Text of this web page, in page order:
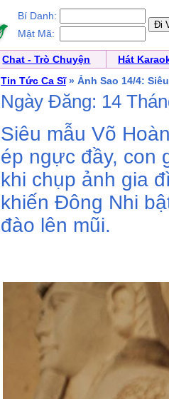
Bí Danh:
Mật Mã:
Chat - Trò Chuyện
Hát
Tin Tức Ca Sĩ» Ảnh Sao 14/4:
Ngày Đăng: 14
Siêu mẫu Võ
ép ngực đầy, con
khi chụp ảnh gia
khiến Đông Nhi
đào lên mũi.